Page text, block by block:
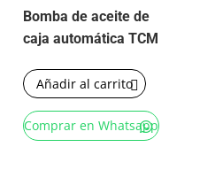
Bomba de aceite de
caja automática TCM
Añadir al carrito
Comprar en Whatsapp